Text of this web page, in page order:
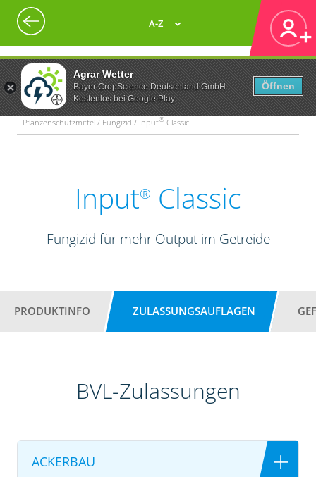
Agrar Wetter
Bayer CropScience Deutschland GmbH
Kostenlos bei Google Play
Öffnen
A-Z
Pflanzenschutzmittel / Fungizid / Input® Classic
Input® Classic
Fungizid für mehr Output im Getreide
PRODUKTINFO ZULASSUNGSAUFLAGEN
BVL-Zulassungen
ACKERBAU